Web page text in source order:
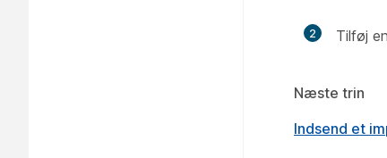
2 Tilføj
Næste trin
Indsend et